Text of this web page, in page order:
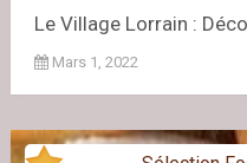
Le Village Lorrain :
Mars 1, 2022